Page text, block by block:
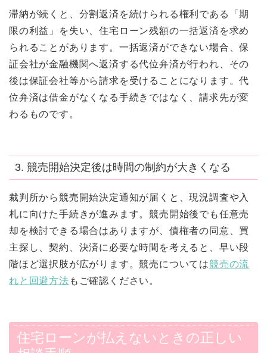
滞納が続くと、分割返済を続けられる権利である「期
限の利益」を失い、住宅ローン残額の一括返済を求め
られることがあります。一括返済ができない場合、保
証会社が金融機関へ返済する代位弁済が行われ、その
後は保証会社等から請求を受けることになります。代
位弁済は借金がなくなる手続きではなく、請求先が変
わるものです。
3. 競売開始決定後は時間の制約が大きくなる
裁判所から競売開始決定通知が届くと、現況調査や入
札に向けた手続きが進みます。競売開始後でも任意売
却を検討できる場合はありますが、債権者の同意、買
主探し、契約、決済に必要な時間を考えると、早い段
階ほど選択肢が広がります。競売については競売の流
れと回避方法 もご確認ください。
住宅ローンが払えないときの正しい